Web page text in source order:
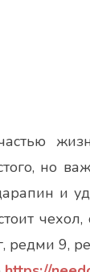
но
и
чехол,
редми 9,